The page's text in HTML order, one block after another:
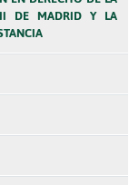
III DE MADRID Y LA